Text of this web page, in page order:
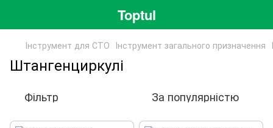
Toptul
Інструмент для СТО Інструмент загального призначення
Штангенциркулі
Фільтр За популярністю